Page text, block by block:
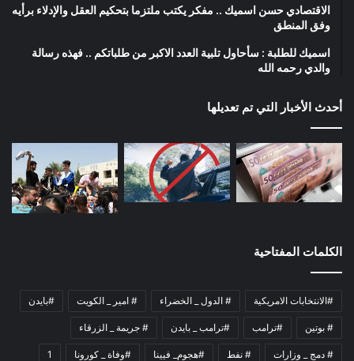
الاقتصادي حسن اسميك .. مفكر يكتب ملتزما بتحكيم العقل والإدلاء برأيه
وفق المنطق
اسميك للطلبة : سأحاول تلبية العدد الاكبر من طلباتكم .. فهذه رسالة
والدي رحمه الله
أحدث الأخبار التي تم تعديلها
الكلمات المفتاحية
#الانتخابات الامريكية # الدول _ الخضراء # امير _ الكويت #بايدن
# بوتين #ترامب #ترامب _ بايدن # جريمة _ الزرقاء
# دمج _ وزارات # نفط #هجوم_ فيينا #وفاة _ كورونا 1